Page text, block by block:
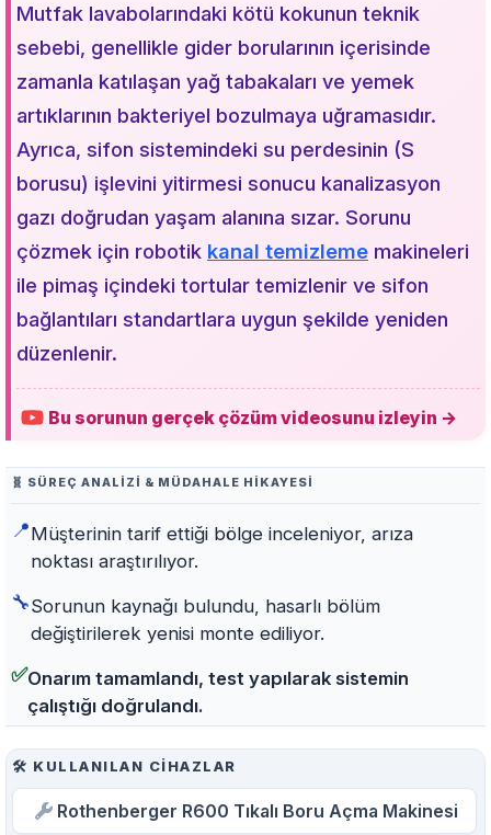
Mutfak lavabolarındaki kötü kokunun teknik
sebebi, genellikle gider borularının içerisinde
zamanla katılaşan yağ tabakaları ve yemek
artıklarının bakteriyel bozulmaya uğramasıdır.
Ayrıca, sifon sistemindeki su perdesinin (S
borusu) işlevini yitirmesi sonucu kanalizasyon
gazı doğrudan yaşam alanına sızar. Sorunu
çözmek için robotik kanal temizleme makineleri
ile pimaş içindeki tortular temizlenir ve sifon
bağlantıları standartlara uygun şekilde yeniden
düzenlenir.
Bu sorunun gerçek çözüm videosunu izleyin →
🧬 SÜREÇ ANALIZI & MÜDAHALE HIKAYESI
📍Müşterinin tarif ettiği bölge inceleniyor, arıza
noktası araştırılıyor.
🔧Sorunun kaynağı bulundu, hasarlı bölüm
değiştirilerek yenisi monte ediliyor.
✅Onarım tamamlandı, test yapılarak sistemin
çalıştığı doğrulandı.
🛠️ KULLANILAN CIHAZLAR
Rothenberger R600 Tıkalı Boru Açma Makinesi